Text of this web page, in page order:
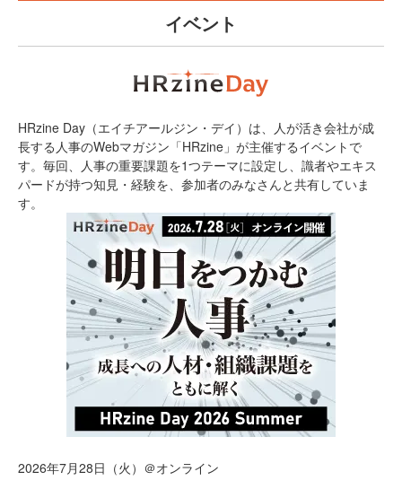
イベント
HRzine Day（エイチアールジン・デイ）は、人が活き会社が成
長する人事のWebマガジン「HRzine」が主催するイベントで
す。毎回、人事の重要課題を1つテーマに設定し、識者やエキス
パードが持つ知見・経験を、参加者のみなさんと共有していま
す。
2026年7月28日（火）＠オンライン